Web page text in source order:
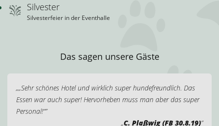
Silvester
Silvesterfeier in der Eventhalle
Das sagen unsere Gäste
„Sehr schönes Hotel und wirklich super hundefreundlich. Das
Essen war auch super! Hervorheben muss man aber das super
Personal!“
C. Plaßwig (FB 30.8.19)